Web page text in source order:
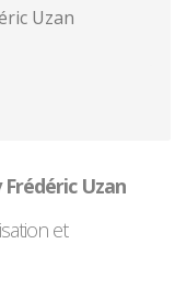
Uzan
Uzan
et